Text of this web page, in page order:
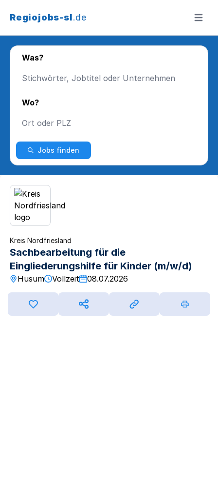
Regiojobs-sl.de Menü
Was?
Wo?
Jobs finden
Kreis Nordfriesland
Sachbearbeitung für die
Eingliederungshilfe für Kinder (m/w/d)
Husum Vollzeit 08.07.2026